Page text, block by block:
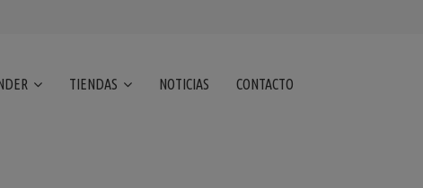
TIENDAS NOTICIAS CONTACTO